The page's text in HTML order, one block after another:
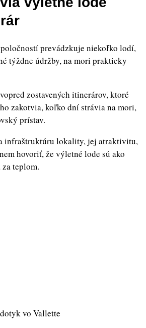
prevádzkuje niekoľko lodí,
týždne údržby, na mori prakticky
zostavených itinerárov, ktoré
zakotvia, koľko dní strávia na mori,
prístav.
infraštruktúru lokality, jej atraktivitu,
hovoriť, že výletné lode sú ako
teplom.
vo Vallette